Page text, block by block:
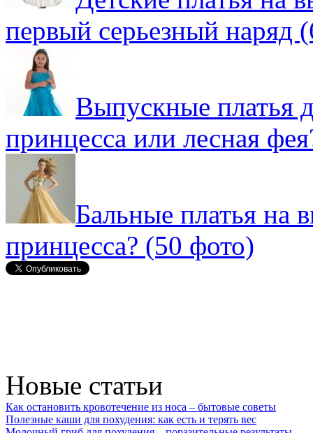
первый серьезный наряд
Выпускные платья
принцесса или лесная
Бальные платья на
принцесса? (50 фото)
Новые статьи
Как остановить кровотечение из носа – бытовые советы
Полезные каши для похудения: как есть и терять вес